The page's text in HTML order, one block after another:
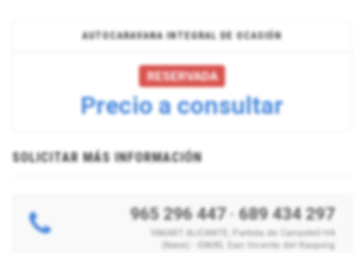
AUTOCARAVANA INTEGRAL DE OCASIÓN
RESERVADA
Precio a consultar
SOLICITAR MÁS INFORMACIÓN
965 296 447·689 434 297
YAKART ALICANTE, Partida de Canastell H4
(Nave) - 03690, San Vicente del Raspeig